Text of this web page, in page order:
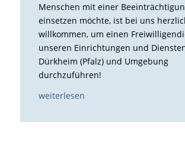
Menschen mit einer
einsetzen möchte, ist bei uns
willkommen, um einen
unseren Einrichtungen und
Dürkheim (Pfalz) und Umgebung
durchzuführen!
weiterlesen